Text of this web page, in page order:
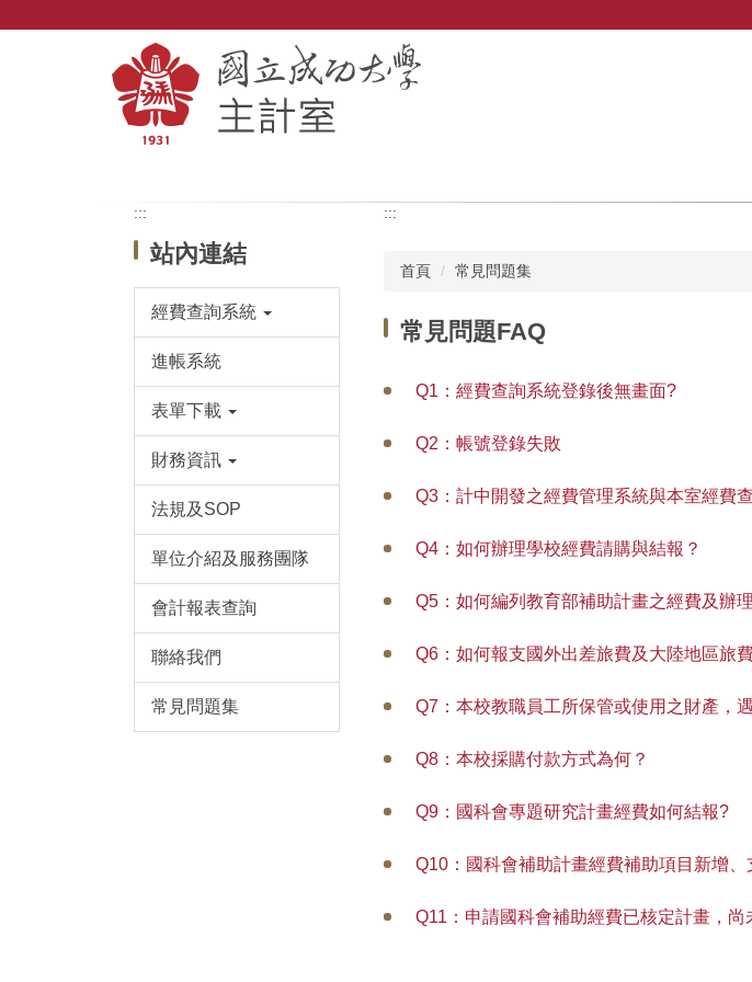
:::
站內連結
經費查詢系統
進帳系統
表單下載
財務資訊
法規及SOP
單位介紹及服務團隊
會計報表查詢
聯絡我們
常見問題集
:::
首頁 常見問題集
常見問題FAQ
Q1：經費查詢系統登錄後無畫面?
Q2：帳號登錄失敗
Q3：計中開發之經費管理系統與本室經費
Q4：如何辦理學校經費請購與結報？
Q5：如何編列教育部補助計畫之經費及辦
Q6：如何報支國外出差旅費及大陸地區旅
Q7：本校教職員工所保管或使用之財產，
Q8：本校採購付款方式為何？
Q9：國科會專題研究計畫經費如何結報?
Q10：國科會補助計畫經費補助項目新增
Q11：申請國科會補助經費已核定計畫，